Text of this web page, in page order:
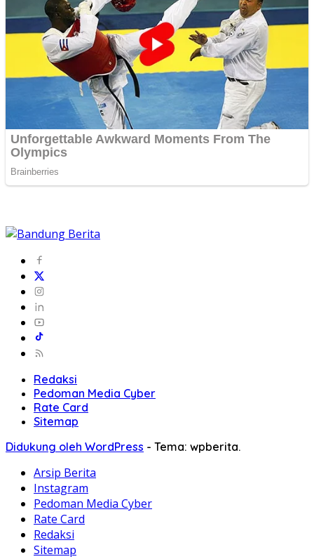
Redaksi
Pedoman Media Cyber
Rate Card
Sitemap
Didukung oleh WordPress - Tema: wpberita.
Arsip Berita
Instagram
Pedoman Media Cyber
Rate Card
Redaksi
Sitemap